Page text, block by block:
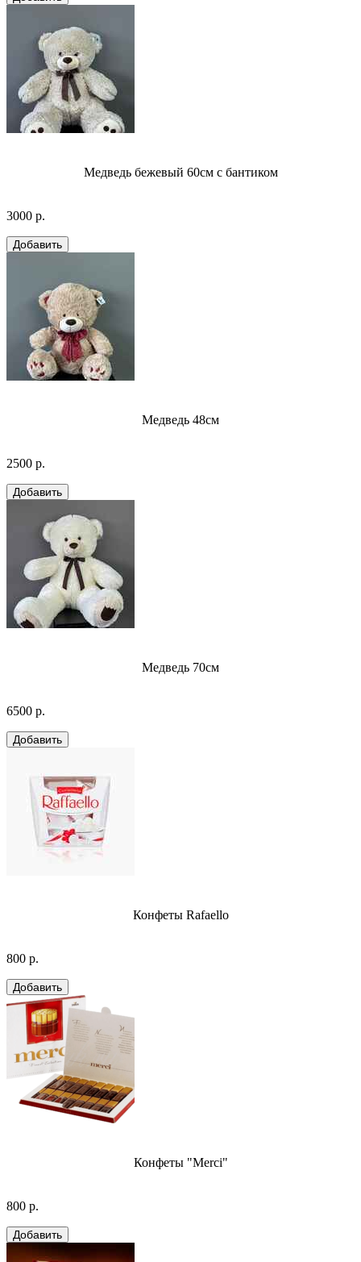
Медведь бежевый 60см с бантиком
3000 р.
Медведь 48см
2500 р.
Медведь 70см
6500 р.
Конфеты Rafaello
800 р.
Конфеты "Merci"
800 р.